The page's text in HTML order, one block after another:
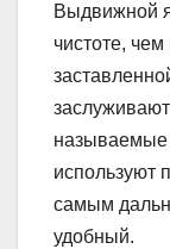
Выдвижной
чистоте,
называемые
используют
самым
удобный.